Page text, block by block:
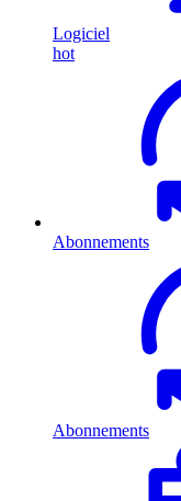
Logiciel
hot
Abonnements
Abonnements